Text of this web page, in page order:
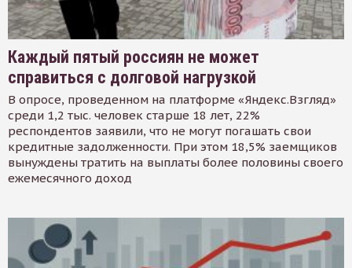
Каждый пятый россиян не может
справиться с долговой нагрузкой
В опросе, проведенном на платформе «Яндекс.Взгляд»
среди 1,2 тыс. человек старше 18 лет, 22%
респондентов заявили, что не могут погашать свои
кредитные задолженности. При этом 18,5% заемщиков
вынуждены тратить на выплаты более половины своего
ежемесячного доход